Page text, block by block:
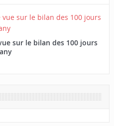
sur le bilan des 100 jours